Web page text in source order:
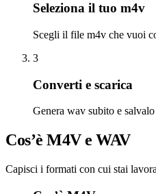
Seleziona il tuo m4v
Scegli il file m4v che vuoi
3
Converti e scarica
Genera wav subito e
Cos’è M4V e WAV
Capisci i formati con cui stai